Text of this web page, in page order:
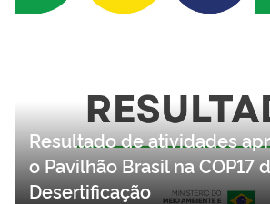
Resultado de atividades
o Pavilhão Brasil na COP17
Desertificação